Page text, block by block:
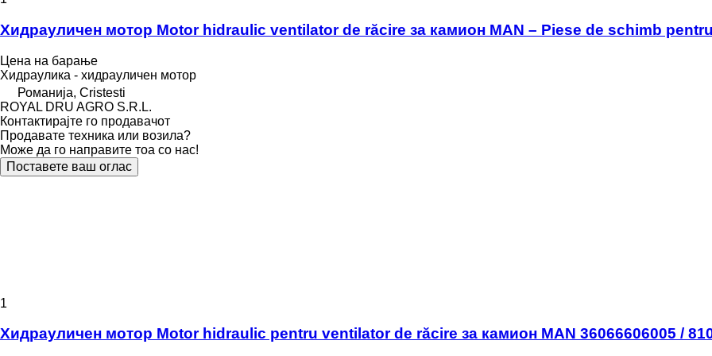
Хидрауличен мотор Motor hidraulic ventilator de răcire за камион MAN – Piese de schimb
Цена на барање
Хидраулика - хидрауличен мотор
Романија, Cristesti
ROYAL DRU AGRO S.R.L.
Контактирајте го продавачот
Продавате техника или возила?
Може да го направите тоа со нас!
Поставете ваш оглас
1
Хидрауличен мотор Motor hidraulic pentru ventilator de răcire за камион MAN 36066606005 /